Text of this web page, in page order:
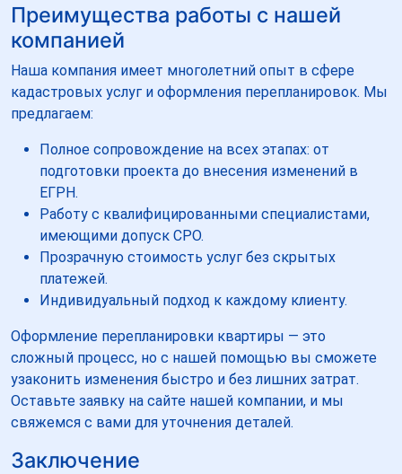
Преимущества работы с нашей
компанией
Наша компания имеет многолетний опыт в сфере
кадастровых услуг и оформления перепланировок. Мы
предлагаем:
Полное сопровождение на всех этапах: от
подготовки проекта до внесения изменений в
ЕГРН.
Работу с квалифицированными специалистами,
имеющими допуск СРО.
Прозрачную стоимость услуг без скрытых
платежей.
Индивидуальный подход к каждому клиенту.
Оформление перепланировки квартиры — это
сложный процесс, но с нашей помощью вы сможете
узаконить изменения быстро и без лишних затрат.
Оставьте заявку на сайте нашей компании, и мы
свяжемся с вами для уточнения деталей.
Заключение